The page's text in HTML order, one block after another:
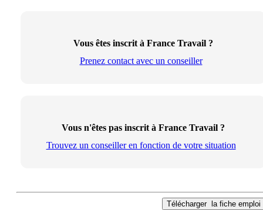
Vous êtes inscrit à France Travail ?
Prenez contact avec un conseiller
Vous n'êtes pas inscrit à France Travail ?
Trouvez un conseiller en fonction de votre situation
Télécharger la fiche emploi